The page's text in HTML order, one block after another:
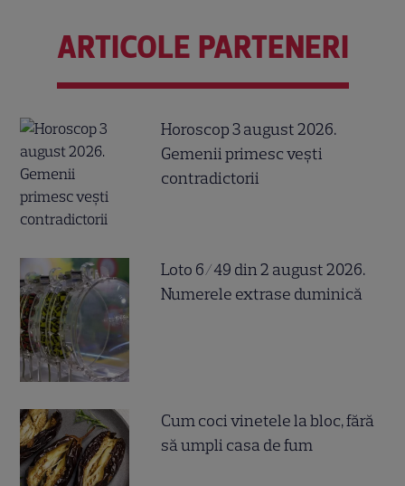
ARTICOLE PARTENERI
Horoscop 3 august 2026.
Gemenii primesc vești
contradictorii
Loto 6/49 din 2 august 2026.
Numerele extrase duminică
Cum coci vinetele la bloc, fără
să umpli casa de fum